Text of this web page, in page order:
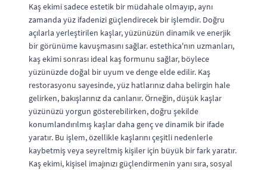
Kaş ekimi sadece estetik bir müdahale olmayıp, aynı
zamanda yüz ifadenizi güçlendirecek bir işlemdir. Doğru
açılarla yerleştirilen kaşlar, yüzünüzün dinamik ve enerjik
bir görünüme kavuşmasını sağlar. estethica'nın uzmanları,
kaş ekimi sonrası ideal kaş formunu sağlar, böylece
yüzünüzde doğal bir uyum ve denge elde edilir. Kaş
restorasyonu sayesinde, yüz hatlarınız daha belirgin hale
gelirken, bakışlarınız da canlanır. Örneğin, düşük kaşlar
yüzünüzü yorgun gösterebilirken, doğru şekilde
konumlandırılmış kaşlar daha genç ve dinamik bir ifade
yaratır. Bu işlem, özellikle kaşlarını çeşitli nedenlerle
kaybetmiş veya seyreltmiş kişiler için büyük bir fark yaratır.
Kaş ekimi, kişisel imajınızı güçlendirmenin yanı sıra, sosyal